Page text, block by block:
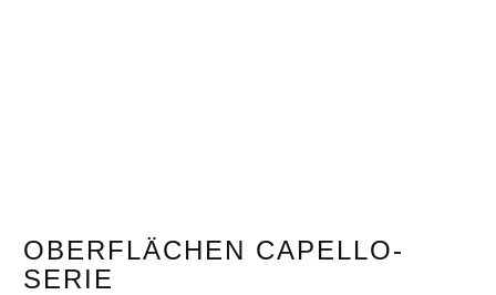
OBERFLÄCHEN CAPELLO-
SERIE